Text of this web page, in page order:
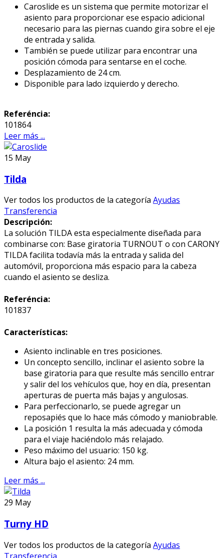
Caroslide es un sistema que permite motorizar el
asiento para proporcionar ese espacio adicional
necesario para las piernas cuando gira sobre el eje
de entrada y salida.
También se puede utilizar para encontrar una
posición cómoda para sentarse en el coche.
Desplazamiento de 24 cm.
Disponible para lado izquierdo y derecho.
Referéncia:
101864
Leer más ...
15 May
Tilda
Ver todos los productos de la categoría Ayudas
Transferencia
Descripción:
La solución TILDA esta especialmente diseñada para
combinarse con: Base giratoria TURNOUT o con CARONY
TILDA facilita todavía más la entrada y salida del
automóvil, proporciona más espacio para la cabeza
cuando el asiento se desliza.
Referéncia:
101837
Características:
Asiento inclinable en tres posiciones.
Un concepto sencillo, inclinar el asiento sobre la
base giratoria para que resulte más sencillo entrar
y salir del los vehículos que, hoy en día, presentan
aperturas de puerta más bajas y angulosas.
Para perfeccionarlo, se puede agregar un
reposapiés que lo hace más cómodo y maniobrable.
La posición 1 resulta la más adecuada y cómoda
para el viaje haciéndolo más relajado.
Peso máximo del usuario: 150 kg.
Altura bajo el asiento: 24 mm.
Leer más ...
29 May
Turny HD
Ver todos los productos de la categoría Ayudas